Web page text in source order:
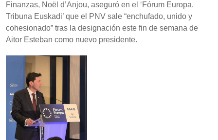
Finanzas, Noël d’Anjou, aseguró en el ‘Fórum Europa.
Tribuna Euskadi’ que el PNV sale “enchufado, unido y
cohesionado” tras la designación este fin de semana de
Aitor Esteban como nuevo presidente.